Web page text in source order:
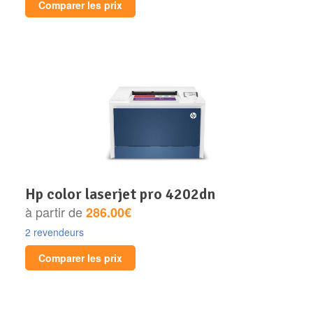
Comparer les prix
hp color laserjet pro 4202dn
à partir de286.00€
2 revendeurs
Comparer les prix